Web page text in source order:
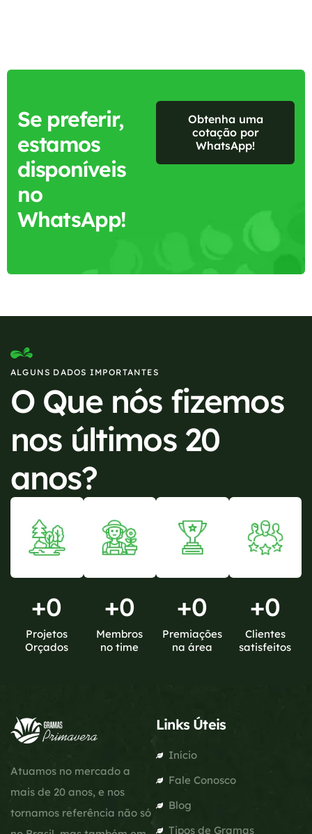
Se preferir,
estamos
disponíveis
no
WhatsApp!
Obtenha uma
cotação por
WhatsApp!
ALGUNS DADOS IMPORTANTES
O Que nós fizemos
nos últimos 20
anos?
+0
Projetos
Orçados
+0
Membros
no time
+0
Premiações
na área
+0
Clientes
satisfeitos
Atuamos no mercado a
mais de 20 anos, e nos
tornamos referência não só
Links Úteis
Início
Fale Conosco
Blog
Tipos de Gramas